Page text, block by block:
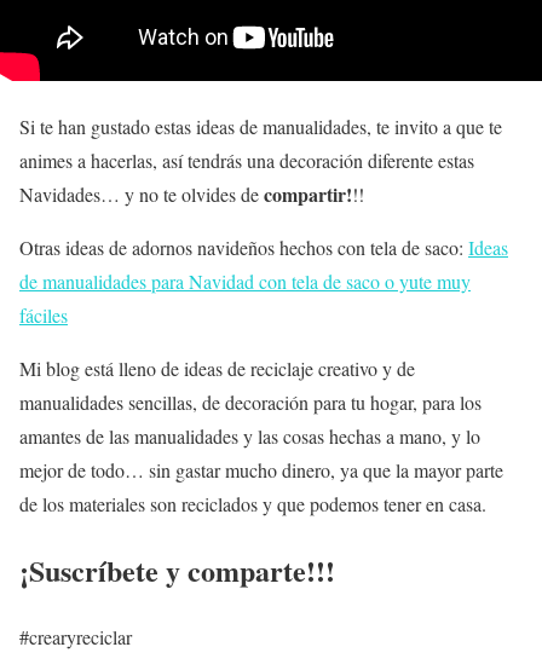
Si te han gustado estas ideas de manualidades, te invito a que te
animes a hacerlas, así tendrás una decoración diferente estas
Navidades… y no te olvides decompartir!!!
Otras ideas de adornos navideños hechos con tela de saco: Ideas
de manualidades para Navidad con tela de saco o yute muy
fáciles
Mi blog está lleno de ideas de reciclaje creativo y de
manualidades sencillas, de decoración para tu hogar, para los
amantes de las manualidades y las cosas hechas a mano, y lo
mejor de todo… sin gastar mucho dinero, ya que la mayor parte
de los materiales son reciclados y que podemos tener en casa.
¡Suscríbete y comparte!!!
#crearyreciclar